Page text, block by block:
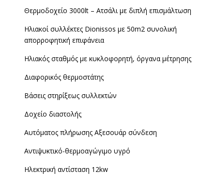
Θερμοδοχείο 3000lt – Ατσάλι με διπλή επισμάλτωση
Ηλιακοί συλλέκτες Dionissos με 50m2 συνολική
απορροφητική επιφάνεια
Ηλιακός σταθμός με κυκλοφορητή, όργανα μέτρησης
Διαφορικός θερμοστάτης
Βάσεις στηρίξεως συλλεκτών
Δοχείο διαστολής
Αυτόματος πλήρωσης Αξεσουάρ σύνδεση
Αντιψυκτικό-θερμοαγώγιμο υγρό
Ηλεκτρική αντίσταση 12kw